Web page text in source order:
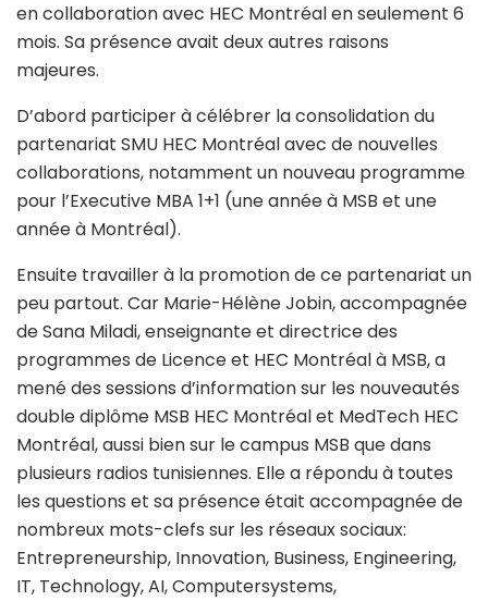
en collaboration avec HEC Montréal en seulement 6
mois. Sa présence avait deux autres raisons
majeures.
D’abord participer à célébrer la consolidation du
partenariat SMU HEC Montréal avec de nouvelles
collaborations, notamment un nouveau programme
pour l’Executive MBA 1+1 (une année à MSB et une
année à Montréal).
Ensuite travailler à la promotion de ce partenariat un
peu partout. Car Marie-Hélène Jobin, accompagnée
de Sana Miladi, enseignante et directrice des
programmes de Licence et HEC Montréal à MSB, a
mené des sessions d’information sur les nouveautés
double diplôme MSB HEC Montréal et MedTech HEC
Montréal, aussi bien sur le campus MSB que dans
plusieurs radios tunisiennes. Elle a répondu à toutes
les questions et sa présence était accompagnée de
nombreux mots-clefs sur les réseaux sociaux:
Entrepreneurship, Innovation, Business, Engineering,
IT, Technology, AI, Computersystems,